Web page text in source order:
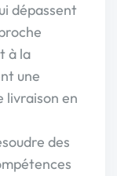
dépassent
à la
une
livraison en
des